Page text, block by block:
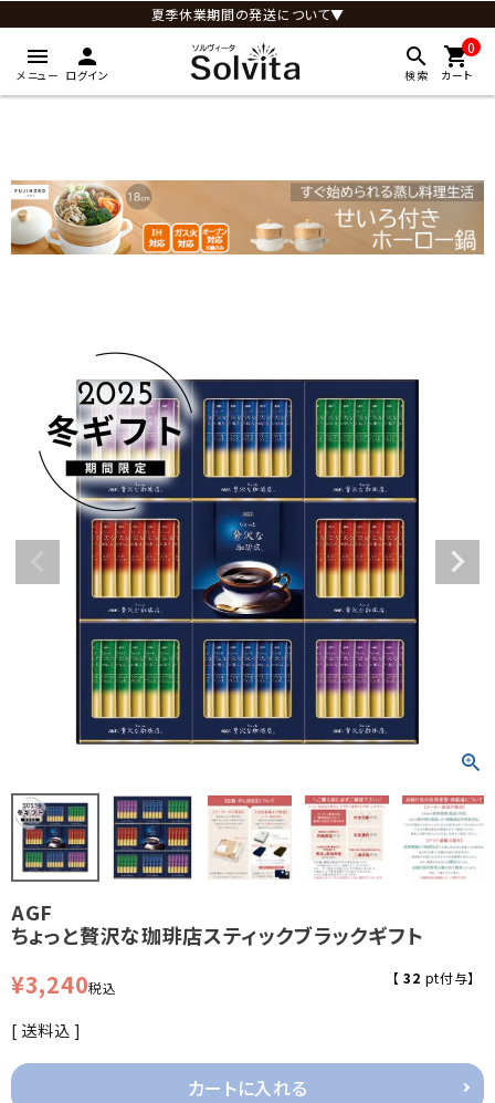
夏季休業期間の発送について▼
menu
メニュー
person
ログイン
search
検索
0
shopping_cart
カート
AGF
ちょっと贅沢な珈琲店スティックブラックギフト
¥3,240税込
【 32 pt付与】
送料込
カートに入れる